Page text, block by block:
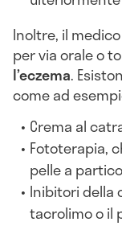
Inoltre, il
per via orale o
l’eczema.
come ad
Crema al
Fototerapia,
pelle a
Inibitori della
tacrolimo o il